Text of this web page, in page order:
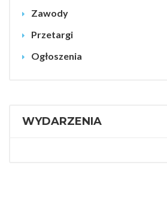
Zawody
Przetargi
Ogłoszenia
WYDARZENIA